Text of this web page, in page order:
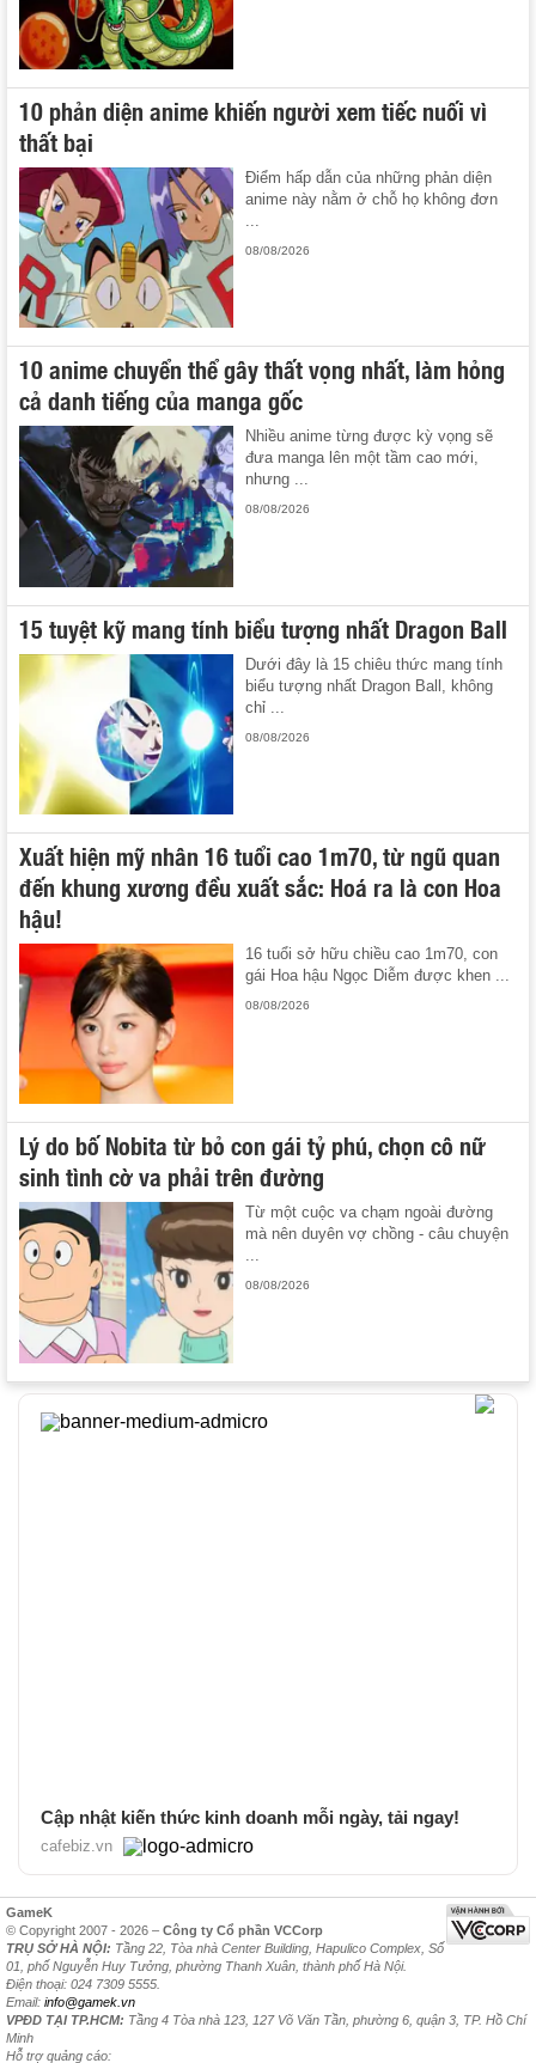
10 phản diện anime khiến người xem tiếc nuối vì
thất bại
Điểm hấp dẫn của những phản diện
anime này nằm ở chỗ họ không đơn
08/08/2026
10 anime chuyển thể gây thất vọng nhất, làm hỏng
cả danh tiếng của manga gốc
Nhiều anime từng được kỳ vọng sẽ
đưa manga lên một tầm cao mới,
nhưng ...
08/08/2026
15 tuyệt kỹ mang tính biểu tượng nhất Dragon Ball
Dưới đây là 15 chiêu thức mang tính
biểu tượng nhất Dragon Ball, không
chỉ ...
08/08/2026
Xuất hiện mỹ nhân 16 tuổi cao 1m70, từ ngũ quan
đến khung xương đều xuất sắc: Hoá ra là con Hoa
hậu!
16 tuổi sở hữu chiều cao 1m70, con
gái Hoa hậu Ngọc Diễm được khen ...
08/08/2026
Lý do bố Nobita từ bỏ con gái tỷ phú, chọn cô nữ
sinh tình cờ va phải trên đường
Từ một cuộc va chạm ngoài đường
mà nên duyên vợ chồng - câu chuyện
...
08/08/2026
Cập nhật kiến thức kinh doanh mỗi ngày, tải ngay!
cafebiz.vn
GameK
© Copyright 2007 - 2026 – Công ty Cổ phần VCCorp
TRỤ SỞ HÀ NỘI: Tầng 22, Tòa nhà Center Building, Hapulico Complex, Số
01, phố Nguyễn Huy Tưởng, phường Thanh Xuân, thành phố Hà Nội.
Điện thoại: 024 7309 5555.
Email: info@gamek.vn
VPĐD TẠI TP.HCM: Tầng 4 Tòa nhà 123, 127 Võ Văn Tần, phường 6, quận 3, TP. Hồ Chí
Minh
Hỗ trợ quảng cáo: